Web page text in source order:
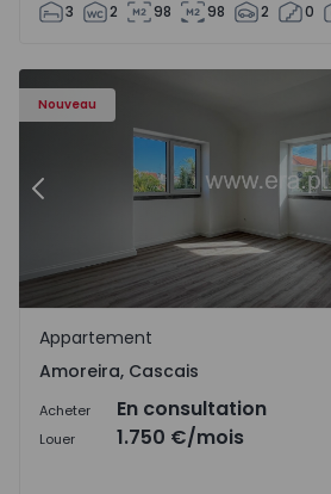
3 2 98 98 2 0
Nouveau
Appartement T3 Cascais, Amoreira
Précédent
Amoreira, Cascais
Appartement
Amoreira, Cascais
Acheter En consultation
Louer 1.750 €/mois